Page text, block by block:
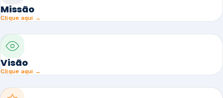
Missão
Clique aqui →
Visão
Clique aqui →